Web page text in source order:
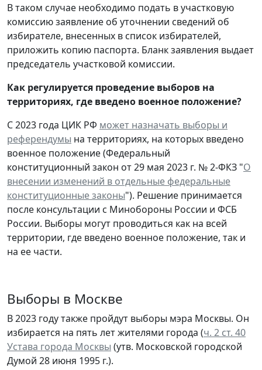
В таком случае необходимо подать в участковую
комиссию заявление об уточнении сведений об
избирателе, внесенных в список избирателей,
приложить копию паспорта. Бланк заявления выдает
председатель участковой комиссии.
Как регулируется проведение выборов на
территориях, где введено военное положение?
С 2023 года ЦИК РФ может назначать выборы и
референдумы на территориях, на которых введено
военное положение (Федеральный
конституционный закон от 29 мая 2023 г. № 2-ФКЗ "О
внесении изменений в отдельные федеральные
конституционные законы"). Решение принимается
после консультации с Минобороны России и ФСБ
России. Выборы могут проводиться как на всей
территории, где введено военное положение, так и
на ее части.
Выборы в Москве
В 2023 году также пройдут выборы мэра Москвы. Он
избирается на пять лет жителями города (ч. 2 ст. 40
Устава города Москвы (утв. Московской городской
Думой 28 июня 1995 г.).